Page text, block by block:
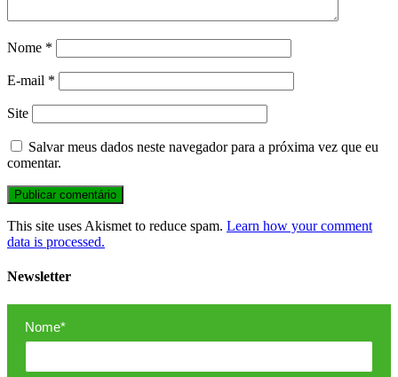
Nome *
E-mail *
Site
Salvar meus dados neste navegador para a próxima vez que eu
comentar.
This site uses Akismet to reduce spam. Learn how your comment
data is processed.
Newsletter
Nome*